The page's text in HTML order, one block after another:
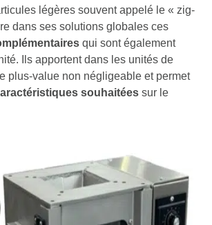
légères souvent appelé le « zig-
dans ses solutions globales ces
qui sont également
Ils apportent dans les unités de
plus-value non négligeable et permet
souhaitées sur le